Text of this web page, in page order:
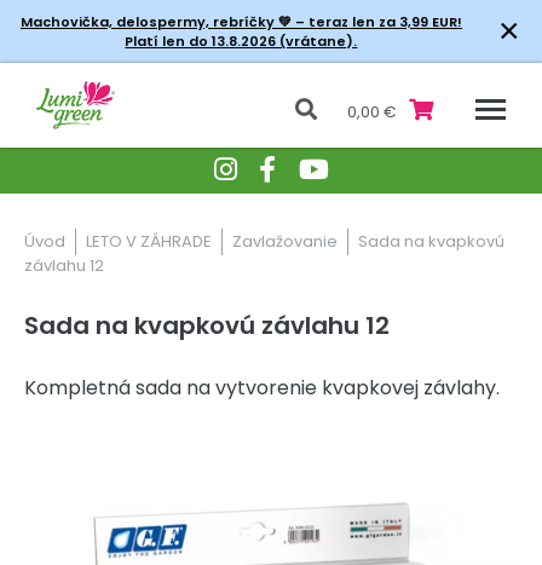
Machovička, delospermy, rebríčky💚 – teraz len za 3,99 EUR!
Platí len do 13.8.2026 (vrátane).
×
0,00 €
Úvod LETO V ZÁHRADE Zavlažovanie
Sada na kvapkovú
závlahu 12
Sada na kvapkovú závlahu 12
Kompletná sada na vytvorenie kvapkovej závlahy.